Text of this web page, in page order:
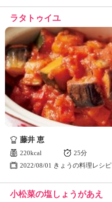
ラタトゥイユ
藤井 恵
220kcal
25分
2022/08/01 きょうの料理レシピ
小松菜の塩しょうがあえ